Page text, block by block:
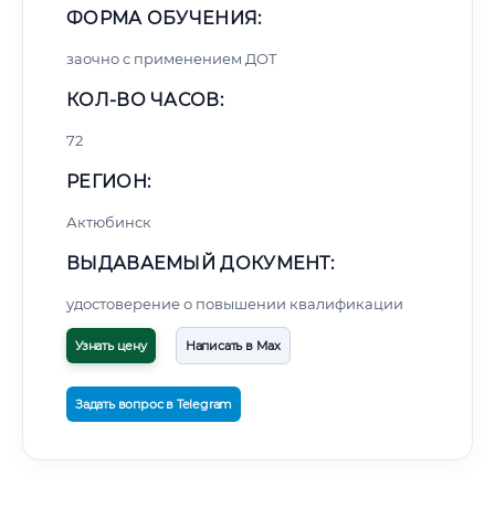
ФОРМА ОБУЧЕНИЯ:
заочно с применением ДОТ
КОЛ-ВО ЧАСОВ:
72
РЕГИОН:
Актюбинск
ВЫДАВАЕМЫЙ ДОКУМЕНТ:
удостоверение о повышении квалификации
Узнать цену Написать в Max
Задать вопрос в Telegram